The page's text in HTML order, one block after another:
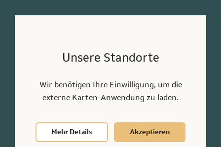
0721 72380250
Reinhold-Frank-Straße 63, 76133 Karlsruhe
Unsere Standorte
Wir benötigen Ihre Einwilligung, um die
externe Karten-Anwendung zu laden.
Mehr Details Akzeptieren